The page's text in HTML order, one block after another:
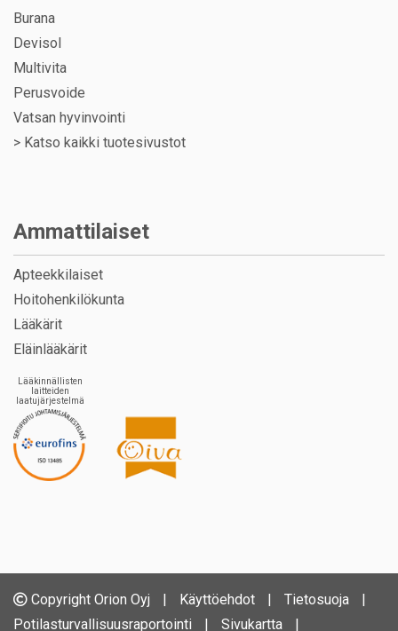
Burana
Devisol
Multivita
Perusvoide
Vatsan hyvinvointi
> Katso kaikki tuotesivustot
Ammattilaiset
Apteekkilaiset
Hoitohenkilökunta
Lääkärit
Eläinlääkärit
Lääkinnällisten
laitteiden
laatujärjestelmä
Copyright Orion Oyj | Käyttöehdot | Tietosuoja
|
Potilasturvallisuusraportointi
| Sivukartta |